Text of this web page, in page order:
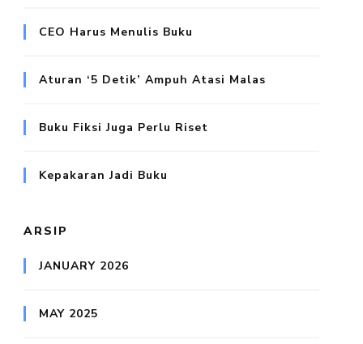
CEO Harus Menulis Buku
Aturan ‘5 Detik’ Ampuh Atasi Malas
Buku Fiksi Juga Perlu Riset
Kepakaran Jadi Buku
ARSIP
JANUARY 2026
MAY 2025